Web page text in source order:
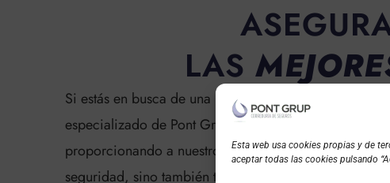
Esta web usa cookies propias y de
aceptar todas las cookies pulsando
LAS
Si estás en busca de una protección completa frente
especializado de Pont Grup es la solución perfecta.
proporcionando a nuestros clientesmás de 20
seguridad, sino también tranquilidad a los amantes de